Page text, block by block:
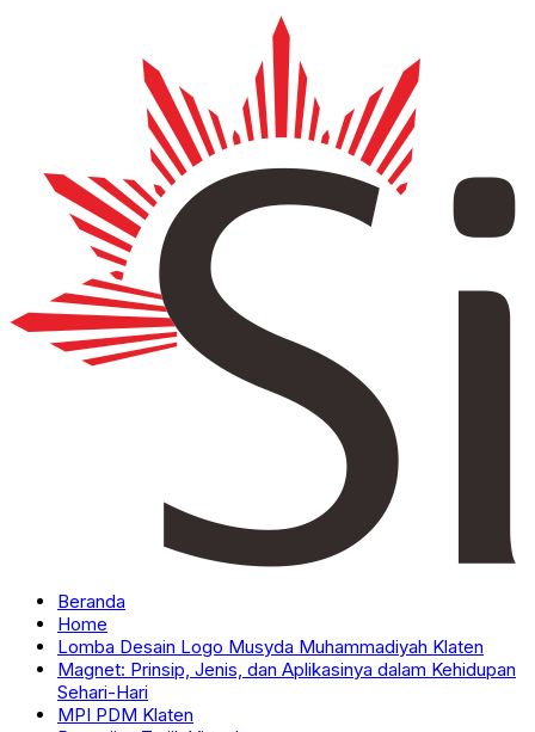
Beranda
Home
Lomba Desain Logo Musyda Muhammadiyah Klaten
Magnet: Prinsip, Jenis, dan Aplikasinya dalam Kehidupan
Sehari-Hari
MPI PDM Klaten